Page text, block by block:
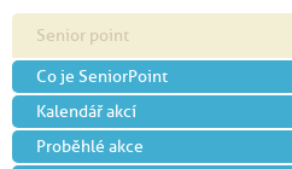
Senior point
Co je SeniorPoint
Kalendář akcí
Proběhlé akce